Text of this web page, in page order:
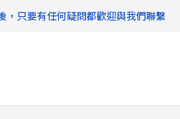
滿$399免運!宅配滿$666免運 /
滿$399免運!宅配滿$666免運 /